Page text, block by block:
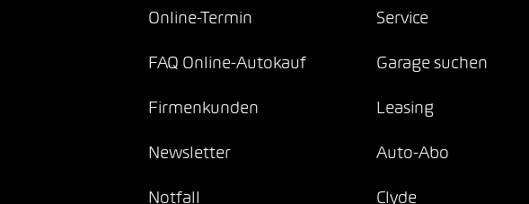
Online-Termin
FAQ Online-Autokauf
Firmenkunden
Newsletter
Notfall
Service
Garage suchen
Leasing
Auto-Abo
Clyde